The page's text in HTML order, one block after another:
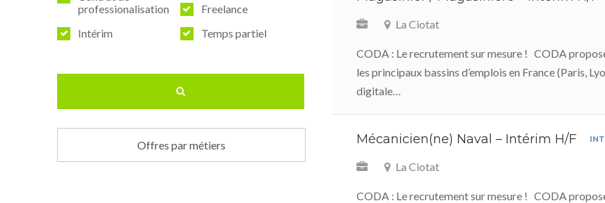
professionalisation
Freelance
Intérim
Temps partiel
Offres par métiers
La Ciotat
CODA : Le recrutement sur mesure ! CODA
les principaux bassins d’emplois en France (Paris,
digitale…
Mécanicien(ne) Naval – Intérim H/F
La Ciotat
CODA : Le recrutement sur mesure ! CODA